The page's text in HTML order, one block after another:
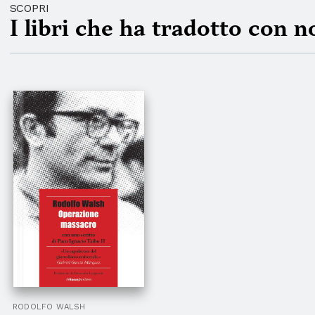
SCOPRI
I libri che ha tradotto con
RODOLFO WALSH